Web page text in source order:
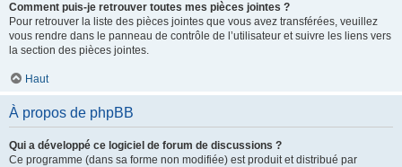
Comment puis-je retrouver toutes mes pièces jointes ?
Pour retrouver la liste des pièces jointes que vous avez transférées, veuillez
vous rendre dans le panneau de contrôle de l’utilisateur et suivre les liens vers
la section des pièces jointes.
Haut
À propos de phpBB
Qui a développé ce logiciel de forum de discussions ?
Ce programme (dans sa forme non modifiée) est produit et distribué par